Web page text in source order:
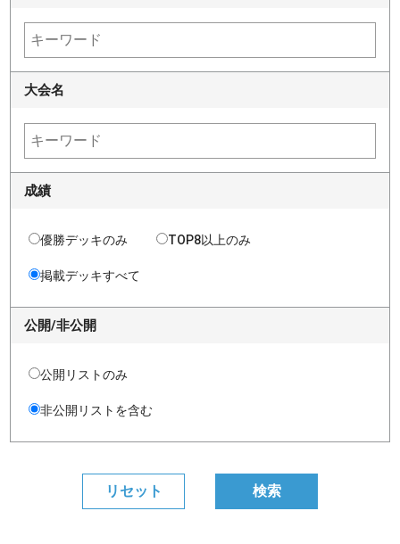
大会名
成績
優勝デッキのみ TOP8以上のみ
掲載デッキすべて
公開/非公開
公開リストのみ
非公開リストを含む